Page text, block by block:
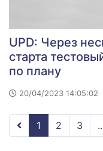
UPD: Через
старта
по плану
20/04/2023 14:05:02
1 2 3